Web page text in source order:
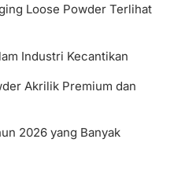
Loose Powder Terlihat
Industri Kecantikan
Akrilik Premium dan
2026 yang Banyak